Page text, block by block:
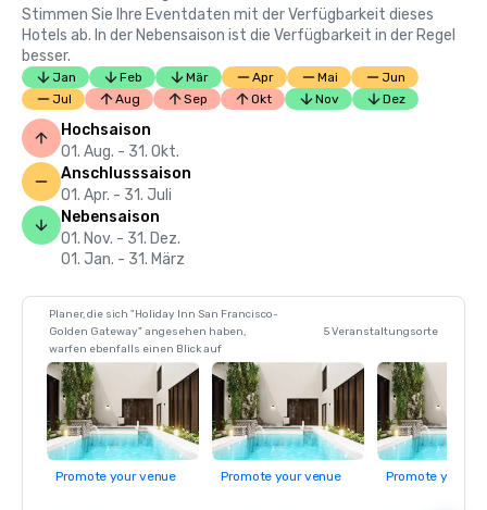
Stimmen Sie Ihre Eventdaten mit der Verfügbarkeit dieses
Hotels ab. In der Nebensaison ist die Verfügbarkeit in der Regel
besser.
Jan Feb Mär Apr Mai
Jun
Jul
Aug Sep Okt Nov Dez
Hochsaison
01. Aug. - 31. Okt.
Anschlusssaison
01. Apr. - 31. Juli
Nebensaison
01. Nov. - 31. Dez.
01. Jan. - 31. März
Planer, die sich "Holiday Inn San Francisco-
Golden Gateway" angesehen haben,
warfen ebenfalls einen Blick auf
5 Veranstaltungsorte
Promote your venue Promote your venue Promote your